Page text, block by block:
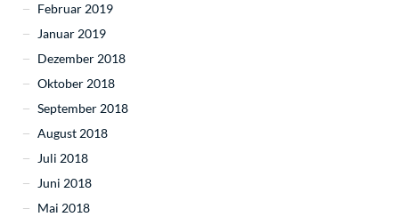
Februar 2019
Januar 2019
Dezember 2018
Oktober 2018
September 2018
August 2018
Juli 2018
Juni 2018
Mai 2018